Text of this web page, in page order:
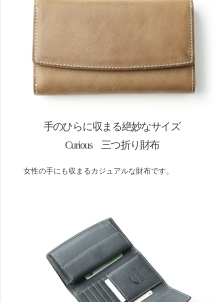
手のひらに収まる絶妙なサイズ
Curious 三つ折り財布
女性の手にも収まるカジュアルな財布です。